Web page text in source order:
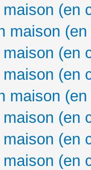
(en
maison
(en
(en
maison
(en
(en
(en